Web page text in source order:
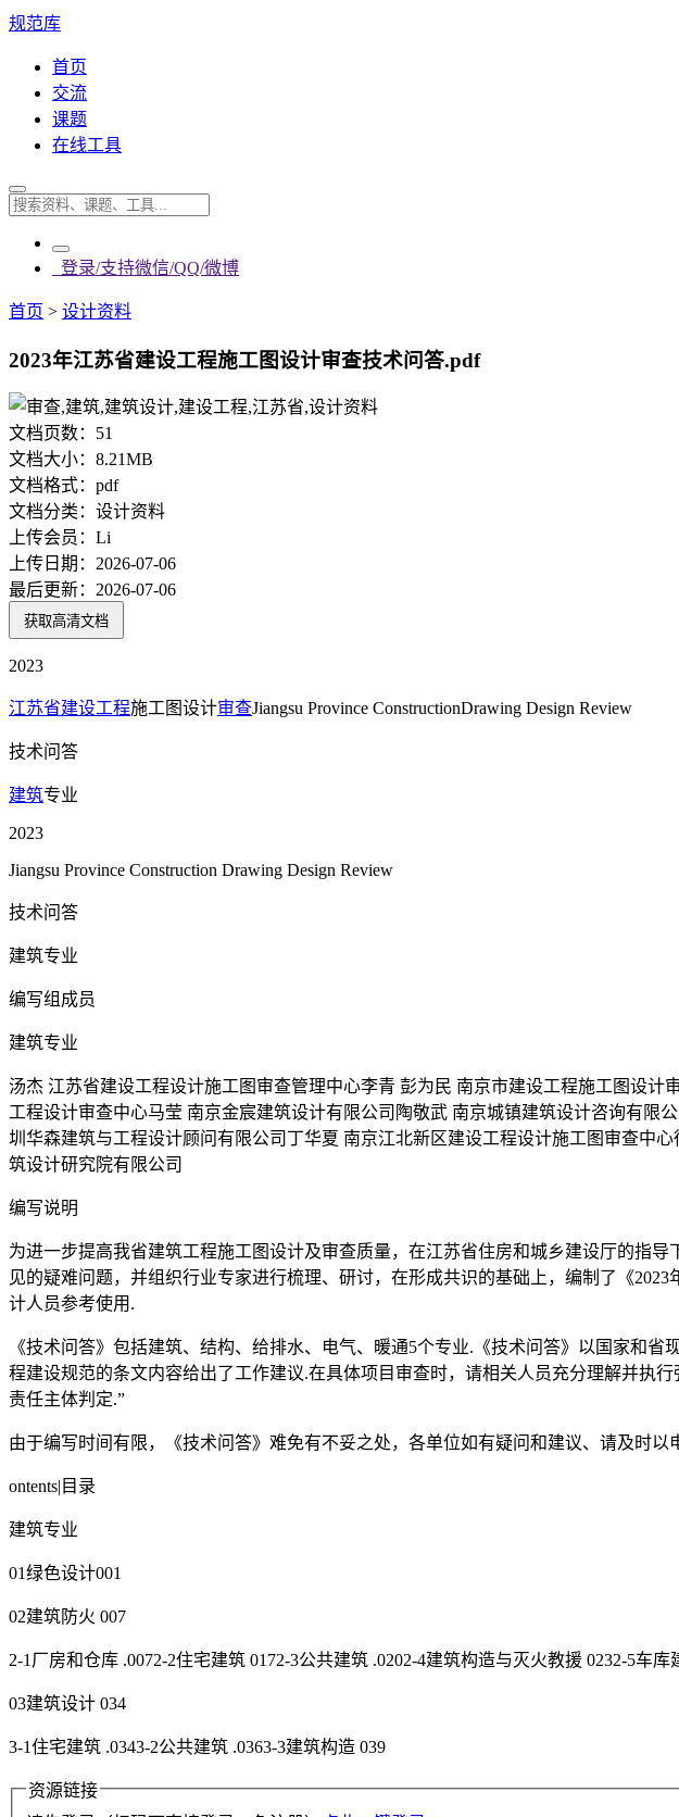
规范库
首页
交流
课题
在线工具
登录/支持微信/QQ/微博
首页 > 设计资料
2023年江苏省建设工程施工图设计审查技术问答.pdf
文档页数： 51
文档大小： 8.21MB
文档格式： pdf
文档分类： 设计资料
上传会员： Li
上传日期： 2026-07-06
最后更新： 2026-07-06
获取高清文档
2023
江苏省建设工程施工图设计审查Jiangsu Province ConstructionDrawing Design Review
技术问答
建筑专业
2023
Jiangsu Province Construction Drawing Design Review
技术问答
建筑专业
编写组成员
建筑专业
汤杰 江苏省建设工程设计施工图审查管理中心李青 彭为民 南京市建设工程施工图设计
工程设计审查中心马莹 南京金宸建筑设计有限公司陶敬武 南京城镇建筑设计咨询有限
圳华森建筑与工程设计顾问有限公司丁华夏 南京江北新区建设工程设计施工图审查中
筑设计研究院有限公司
编写说明
为进一步提高我省建筑工程施工图设计及审查质量，在江苏省住房和城乡建设厅的指
见的疑难问题，并组织行业专家进行梳理、研讨，在形成共识的基础上，编制了《
计人员参考使用.
《技术问答》包括建筑、结构、给排水、电气、暖通5个专业.《技术问答》以国家和
程建设规范的条文内容给出了工作建议.在具体项目审查时，请相关人员充分理解并执
责任主体判定.”
由于编写时间有限，《技术问答》难免有不妥之处，各单位如有疑问和建议、请及时以
ontents|目录
建筑专业
01绿色设计001
02建筑防火 007
2-1厂房和仓库 .0072-2住宅建筑 0172-3公共建筑 .0202-4建筑构造与灭火教援 0232-5车库
03建筑设计 034
3-1住宅建筑 .0343-2公共建筑 .0363-3建筑构造 039
资源链接